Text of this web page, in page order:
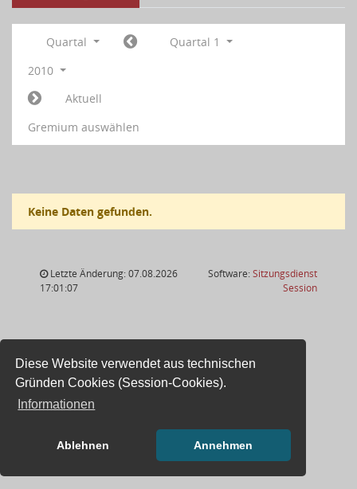
Diese Website verwendet aus technischen
Gründen Cookies (Session-Cookies).
Informationen
Ablehnen Annehmen
Quartal
Quartal 1
2010
Aktuell
Gremium auswählen
Keine Daten gefunden.
Letzte Änderung: 07.08.2026
17:01:07
Software:Sitzungsdienst
Session(Wird in